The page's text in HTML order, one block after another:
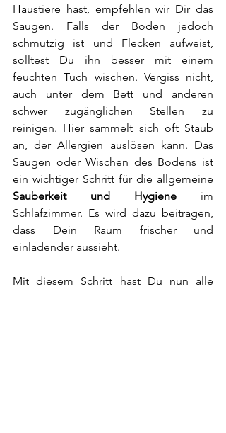
Haustiere hast, empfehlen wir Dir das
Saugen. Falls der Boden jedoch
schmutzig ist und Flecken aufweist,
solltest Du ihn besser mit einem
feuchten Tuch wischen. Vergiss nicht,
auch unter dem Bett und anderen
schwer zugänglichen Stellen zu
reinigen. Hier sammelt sich oft Staub
an, der Allergien auslösen kann. Das
Saugen oder Wischen des Bodens ist
Sauberkeit und Hygiene im
Schlafzimmer. Es wird dazu beitragen,
dass Dein Raum frischer und
einladender aussieht.
Mit diesem Schritt hast Du nun alle